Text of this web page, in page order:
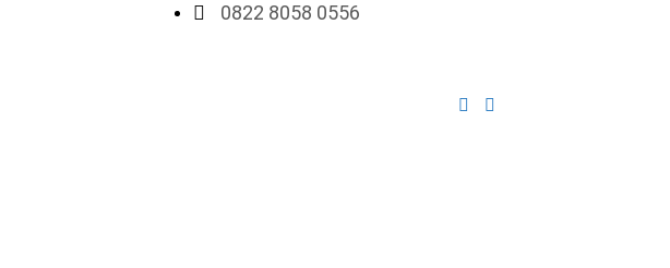
0822 8058 0556